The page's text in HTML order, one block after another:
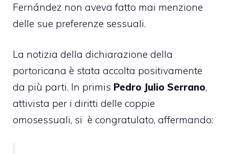
Fernández non aveva fatto mai menzione
delle sue preferenze sessuali.
La notizia della dichiarazione della
portoricana è stata accolta positivamente
da più parti. In primis Pedro Julio Serrano,
attivista per i diritti delle coppie
omosessuali, si è congratulato, affermando: